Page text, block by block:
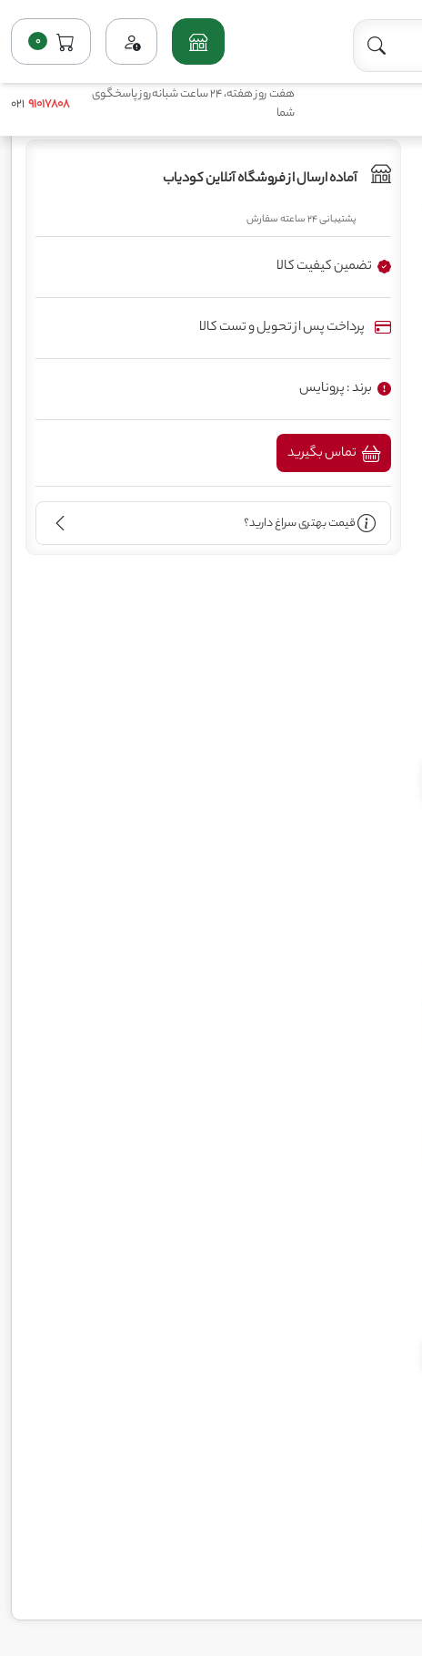
0
هفت روز هفته، 24 ساعت شبانه‌روز پاسخگوی
شما
91017808
021
پرمصرف مایع(ماکروها) کود استارتر5 لیتری پرونایس
آماده ارسال از فروشگاه آنلاین کودیاب
پشتیبانی 24 ساعته سفارش
تضمین کیفیت کالا
پرداخت پس از تحویل و تست کالا
برند : پرونایس
قیمت بهتری سراغ دارید؟